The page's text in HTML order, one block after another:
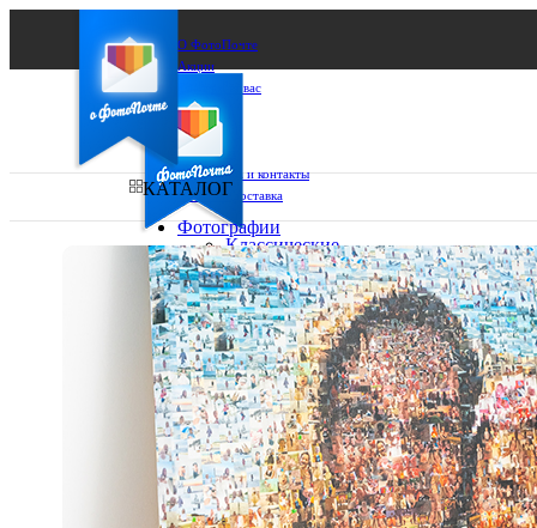
О ФотоПочте
Акции
Сделаем за вас
Бизнесу
FAQ
Франшиза
Поддержка и контакты
Оплата и доставка
Ваш город:
Ваш регион доставки
Выберите из списка:
КАТАЛОГ
Фотографии
Классические
фото
10х10
10х15
13х18
15х15
15х20
20х20
20х30
30х30
30х40
А4
Фото
в